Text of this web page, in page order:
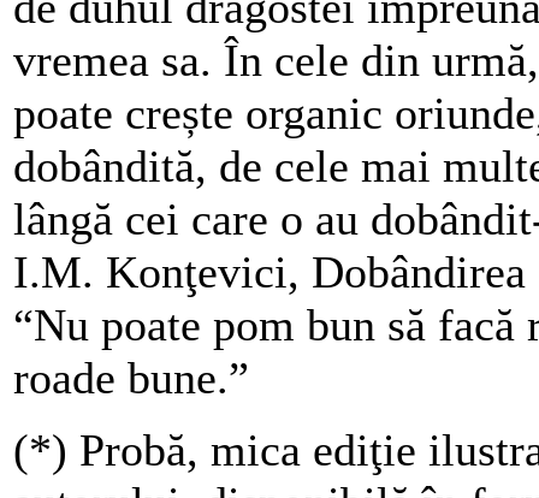
vremea sa. În cele din
poate crește organic
dobândită, de cele mai
lângă cei care o au
I.M. Konţevici, Dobândirea
“Nu poate pom bun să
roade bune.”
(*) Probă, mica ediţie